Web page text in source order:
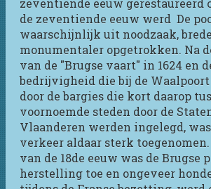
zeventiende eeuw gerestaureerd
de zeventiende eeuw werd De
waarschijnlijk uit noodzaak,
monumentaler opgetrokken. Na
van de "Brugse vaart" in 1624 en
bedrijvigheid die bij de
door de bargies die kort daarop
voornoemde steden door de
Vlaanderen werden ingelegd,
verkeer aldaar sterk
van de 18de eeuw was de Brugse
herstelling toe en ongeveer